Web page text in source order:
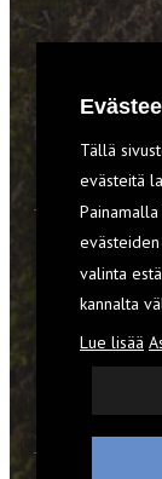
Tällä
evästeitä
Painamalla
valinta
kannalta
Lue lisää